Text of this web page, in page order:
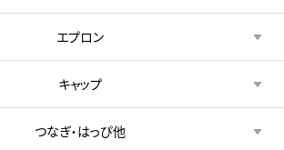
エプロン
キャップ
つなぎ・はっぴ他